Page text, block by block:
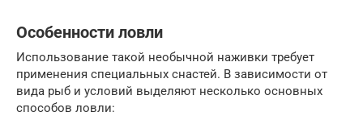
Особенности ловли
Использование такой необычной наживки требует
применения специальных снастей. В зависимости от
вида рыб и условий выделяют несколько основных
способов ловли: